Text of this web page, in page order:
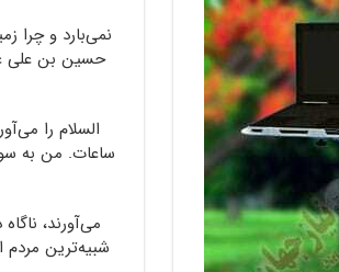
نمی‌بارد و چرا
حسین بن علی
السلام را
ساعات. من به
می‌آورند،
شبیه‌ترین